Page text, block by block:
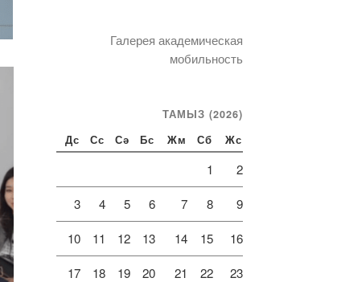
Галерея академическая
мобильность
ТАМЫЗ (2026)
Дс Сс Сә Бс Жм Сб Жс
1 2
3 4 5 6 7 8 9
10 11 12 13 14 15 16
17 18 19 20 21 22 23